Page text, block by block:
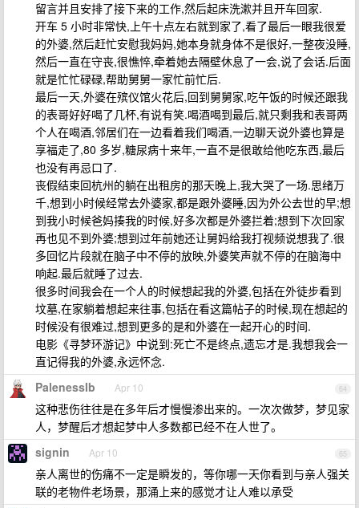
留言并且安排了接下来的工作,然后起床洗漱并且开车回家.
开车 5 小时非常快,上午十点左右就到家了,看了最后一眼我很爱
的外婆,然后赶忙安慰我妈妈,她本身就身体不是很好,一整夜没睡,
然后一直在守丧,很憔悴,牵着她去隔壁休息了一会,说了会话.后面
就是忙忙碌碌,帮助舅舅一家忙前忙后.
最后一天,外婆在殡仪馆火花后,回到舅舅家,吃午饭的时候还跟我
的表哥好好喝了几杯,有说有笑.喝酒喝到最后,就只剩我和表哥两
个人在喝酒,邻居们在一边看着我们喝酒,一边聊天说外婆也算是
享福走了,80 多岁,糖尿病十来年,一直不是很敢给他吃东西,最后
也没有再忌口了.
丧假结束回杭州的躺在出租房的那天晚上,我大哭了一场.思绪万
千,想到小时候经常去外婆家,都是跟外婆睡,因为外公去世的早;想
到我小时候爸妈揍我的时候,好多次都是外婆拦着;想到下次回家
再也见不到外婆;想到过年前她还让舅妈给我打视频说想我了.很
多回忆片段就在脑子中不停的放映,外婆笑声就不停的在脑海中
响起.最后就睡了过去.
很多时间我会在一个人的时候想起我的外婆,包括在外徒步看到
坟墓,在家躺着想起来往事,包括在看这篇帖子的时候,现在想起的
时候没有很难过,想到更多的是和外婆在一起开心的时间.
电影《寻梦环游记》中说到:死亡不是终点,遗忘才是.我想我会一
直记得我的外婆,永远怀念.
64
PalenessIb Apr 10
这种悲伤往往是在多年后才慢慢渗出来的。一次次做梦，梦见家
人，梦醒后才想起梦中人多数都已经不在人世了。
65
signin Apr 10
亲人离世的伤痛不一定是瞬发的，等你哪一天你看到与亲人强关
联的老物件老场景，那涌上来的感觉才让人难以承受